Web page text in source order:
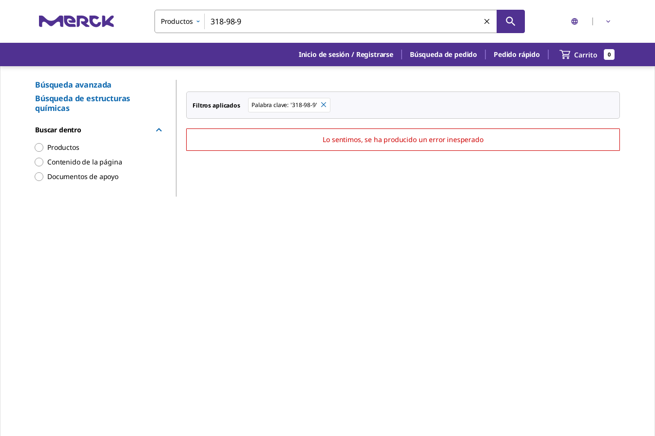
Productos
Inicio de sesión / Registrarse Búsqueda de pedido Pedido rápido Carrito 0
Búsqueda avanzada
Búsqueda de estructuras
químicas
Buscar dentro
Productos
Contenido de la página
Documentos de apoyo
Filtros aplicados Palabra clave: '318-98-9'
Lo sentimos, se ha producido un error inesperado